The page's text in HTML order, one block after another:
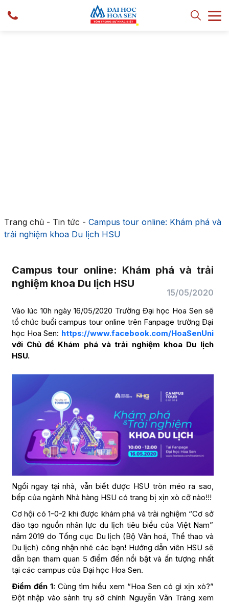
Trang chủ- Tin tức - Campus tour online: Khám phá và
trải nghiệm khoa Du lịch HSU
Campus tour online: Khám phá và trải
nghiệm khoa Du lịch HSU
15/05/2020
Vào lúc 10h ngày 16/05/2020 Trường Đại học Hoa Sen sẽ
tổ chức buổi campus tour online trên Fanpage trường Đại
học Hoa Sen: https://www.facebook.com/HoaSenUni
với Chủ đề Khám phávà trải nghiệm khoa Du lịch
HSU.
Ngồi ngay tại nhà, vẫn biết được HSU tròn méo ra sao,
bếp của ngành Nhà hàng HSU có trang bị xịn xò cỡ nào!!!
Cơ hội có 1-0-2 khi được khám phá và trải nghiệm “Cơ sở
đào tạo nguồn nhân lực du lịch tiêu biểu của Việt Nam”
năm 2019 do Tổng cục Du lịch (Bộ Văn hoá, Thể thao và
Du lịch) công nhận nhé các bạn! Hướng dẫn viên HSU sẽ
dẫn bạn tham quan 5 điểm đến nổi bật và ấn tượng nhất
tại các campus của Đại học Hoa Sen.
Điểm đến 1:Cùng tìm hiểu xem “Hoa Sen có gì xịn xò?”
Đột nhập vào sảnh trụ sở chính Nguyễn Văn Tráng xem